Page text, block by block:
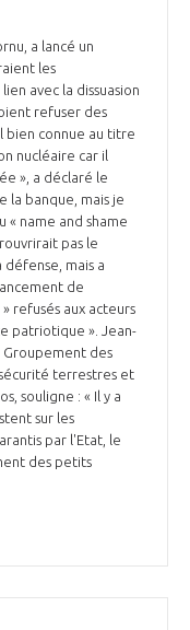
a lancé un
les
avec la dissuasion
refuser des
bien connue au titre
nucléaire car il
», a déclaré le
la banque, mais je
« name and shame
pas le
mais a
de
refusés aux acteurs
patriotique ». Jean-
Groupement des
terrestres et
souligne : « Il y a
sur les
par l'Etat, le
des petits